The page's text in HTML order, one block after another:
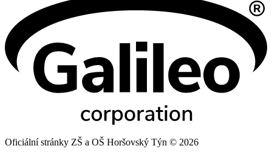
Oficiální stránky ZŠ a OŠ Horšovský Týn © 2026